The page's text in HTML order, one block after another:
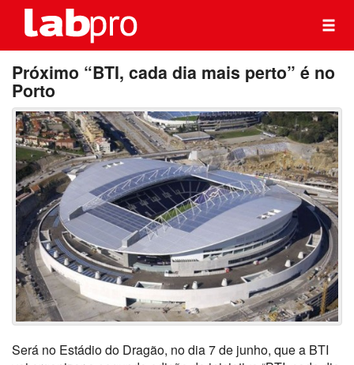
Próximo “BTI, cada dia mais perto” é no
Porto
Será no Estádio do Dragão, no dia 7 de junho, que a BTI